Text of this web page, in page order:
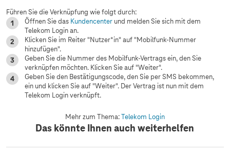
Führen Sie die Verknüpfung wie folgt durch:
Öffnen Sie das Kundencenter und melden Sie sich mit dem
Telekom Login an.
Klicken Sie im Reiter "Nutzer*in" auf "Mobilfunk-Nummer
hinzufügen".
Geben Sie die Nummer des Mobilfunk-Vertrags ein, den Sie
verknüpfen möchten. Klicken Sie auf "Weiter".
Geben Sie den Bestätigungscode, den Sie per SMS bekommen,
ein und klicken Sie auf "Weiter". Der Vertrag ist nun mit dem
Telekom Login verknüpft.
Mehr zum Thema:Telekom Login
Das könnte Ihnen auch weiterhelfen